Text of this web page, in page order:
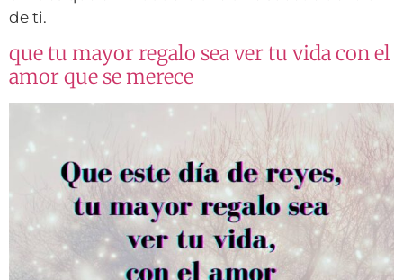
de ti.
que tu mayor regalo sea ver tu vida con el
amor que se merece